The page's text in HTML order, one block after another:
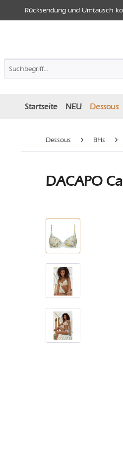
Rücksendung und Umtausch
Startseite NEU Dessous
Dessous BHs
DACAPO